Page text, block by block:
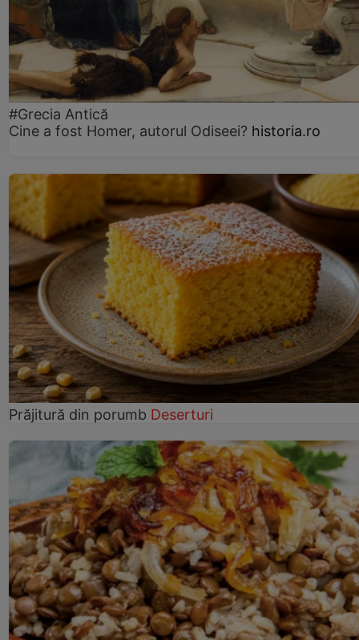
#Grecia Antică
Cine a fost Homer, autorul Odiseei? historia.ro
Prăjitură din porumb Deserturi